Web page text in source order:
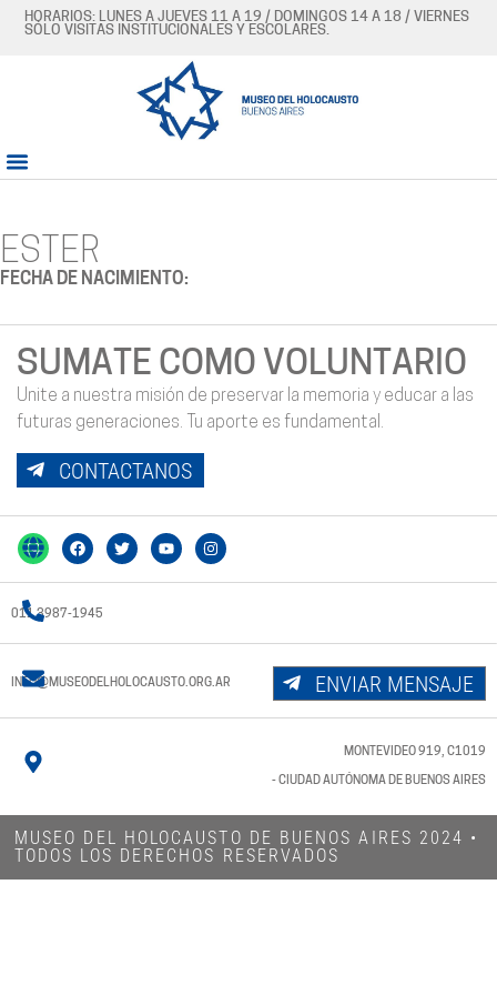
HORARIOS: LUNES A JUEVES 11 A 19 / DOMINGOS 14 A 18 / VIERNES
SÓLO VISITAS INSTITUCIONALES Y ESCOLARES.
ESTER
FECHA DE NACIMIENTO:
SUMATE COMO VOLUNTARIO
Unite a nuestra misión de preservar la memoria y educar a las
futuras generaciones. Tu aporte es fundamental.
CONTACTANOS
011 3987-1945
INFO@MUSEODELHOLOCAUSTO.ORG.AR ENVIAR MENSAJE
MONTEVIDEO 919, C1019
- CIUDAD AUTÓNOMA DE BUENOS AIRES
MUSEO DEL HOLOCAUSTO DE BUENOS AIRES 2024​ •
TODOS LOS DERECHOS RESERVADOS